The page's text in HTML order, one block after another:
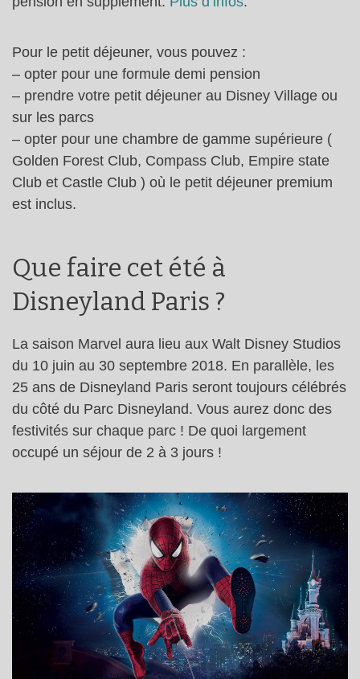
Pour le petit déjeuner, vous pouvez :
– opter pour une formule demi pension
– prendre votre petit déjeuner au Disney Village ou
sur les parcs
– opter pour une chambre de gamme supérieure (
Golden Forest Club, Compass Club, Empire state
Club et Castle Club ) où le petit déjeuner premium
est inclus.
Que faire cet été à
Disneyland Paris ?
La saison Marvel aura lieu aux Walt Disney Studios
du 10 juin au 30 septembre 2018. En parallèle, les
25 ans de Disneyland Paris seront toujours célébrés
du côté du Parc Disneyland. Vous aurez donc des
festivités sur chaque parc ! De quoi largement
occupé un séjour de 2 à 3 jours !